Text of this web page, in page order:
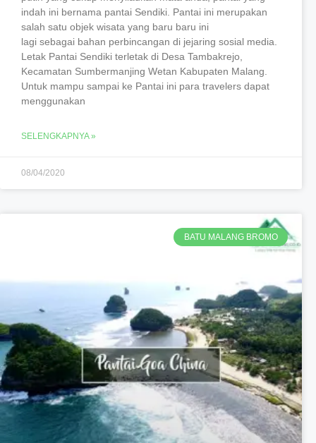
indah ini bernama pantai Sendiki. Pantai ini merupakan
salah satu objek wisata yang baru baru ini
lagi sebagai bahan perbincangan di jejaring sosial media.
Letak Pantai Sendiki terletak di Desa Tambakrejo,
Kecamatan Sumbermanjing Wetan Kabupaten Malang.
Untuk mampu sampai ke Pantai ini para travelers dapat
menggunakan
SELENGKAPNYA »
08/04/2020
BATU MALANG BROMO